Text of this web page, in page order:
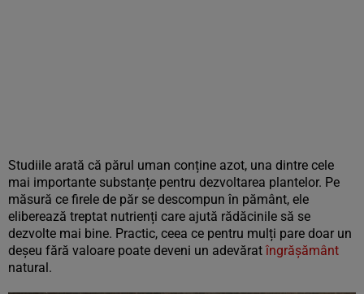
Studiile arată că părul uman conține azot, una dintre cele
mai importante substanțe pentru dezvoltarea plantelor. Pe
măsură ce firele de păr se descompun în pământ, ele
eliberează treptat nutrienți care ajută rădăcinile să se
dezvolte mai bine. Practic, ceea ce pentru mulți pare doar un
deșeu fără valoare poate deveni un adevărat îngrășământ
natural.